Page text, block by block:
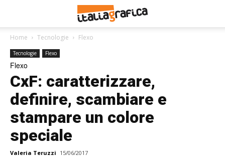
Home Tecnologie Flexo
Tecnologie Flexo
Flexo
CxF: caratterizzare,
definire, scambiare e
stampare un colore
speciale
Valeria Teruzzi 15/06/2017